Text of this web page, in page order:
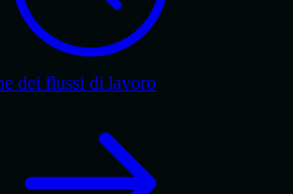
dei flussi di lavoro